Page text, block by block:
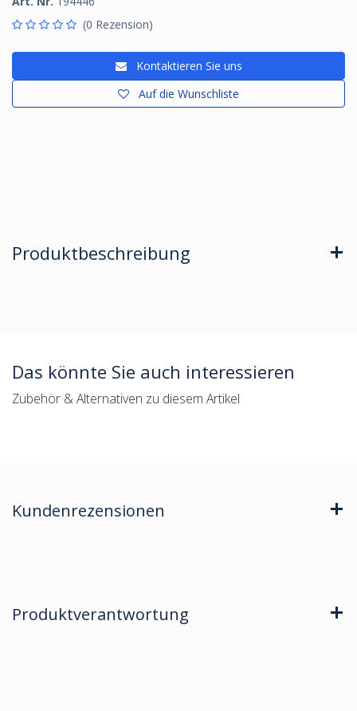
(0 Rezension)
Kontaktieren Sie uns
Auf die Wunschliste
Produktbeschreibung
Das könnte Sie auch interessieren
Zubehör & Alternativen zu diesem Artikel
Kundenrezensionen
Produktverantwortung